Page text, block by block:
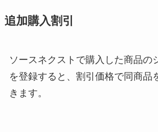
追加購入割引
ソースネクストで購入した商品の
を登録すると、割引価格で同商品
きます。